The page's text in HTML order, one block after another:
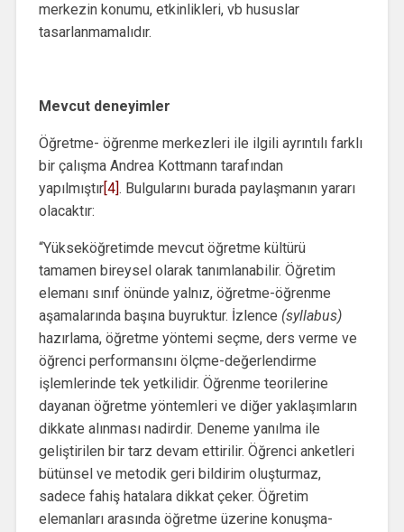
merkezin konumu, etkinlikleri, vb hususlar
tasarlanmamalıdır.
Mevcut deneyimler
Öğretme- öğrenme merkezleri ile ilgili ayrıntılı farklı
bir çalışma Andrea Kottmann tarafından
yapılmıştır[4]. Bulgularını burada paylaşmanın yararı
olacaktır:
“Yükseköğretimde mevcut öğretme kültürü
tamamen bireysel olarak tanımlanabilir. Öğretim
elemanı sınıf önünde yalnız, öğretme-öğrenme
aşamalarında başına buyruktur. İzlence (syllabus)
hazırlama, öğretme yöntemi seçme, ders verme ve
öğrenci performansını ölçme-değerlendirme
işlemlerinde tek yetkilidir. Öğrenme teorilerine
dayanan öğretme yöntemleri ve diğer yaklaşımların
dikkate alınması nadirdir. Deneme yanılma ile
geliştirilen bir tarz devam ettirilir. Öğrenci anketleri
bütünsel ve metodik geri bildirim oluşturmaz,
sadece fahiş hatalara dikkat çeker. Öğretim
elemanları arasında öğretme üzerine konuşma-